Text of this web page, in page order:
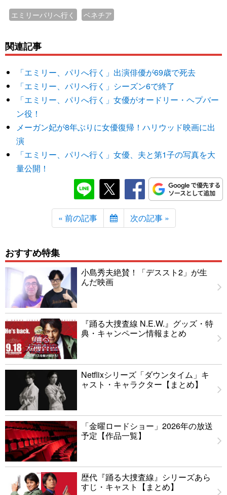
エミリーパリへ行く ベネチア
関連記事
「エミリー、パリへ行く」出演俳優が69歳で死去
「エミリー、パリへ行く」シーズン6で終了
「エミリー、パリへ行く」女優がオードリー・ヘプバー
ン役！
メーガン妃が8年ぶりに女優復帰！ハリウッド映画に出
演
「エミリー、パリへ行く」女優、夫と第1子の写真を大
量公開！
« 前の記事 次の記事 »
おすすめ特集
小島秀夫絶賛！「デススト2」が生
んだ映画
『踊る大捜査線 N.E.W.』グッズ・特
典・キャンペーン情報まとめ
Netflixシリーズ「ダウンタイム」キ
ャスト・キャラクター【まとめ】
「金曜ロードショー」2026年の放送
予定【作品一覧】
歴代『踊る大捜査線』シリーズあら
すじ・キャスト【まとめ】